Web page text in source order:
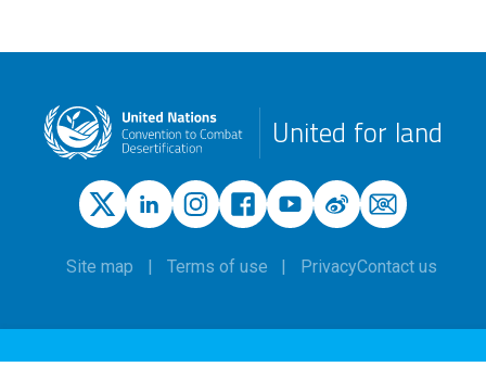
United for land
Site map Terms of use PrivacyContact us